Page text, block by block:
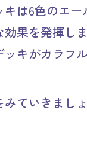
キは6色のエ
果を発揮し
キがカラフ
ていきまし